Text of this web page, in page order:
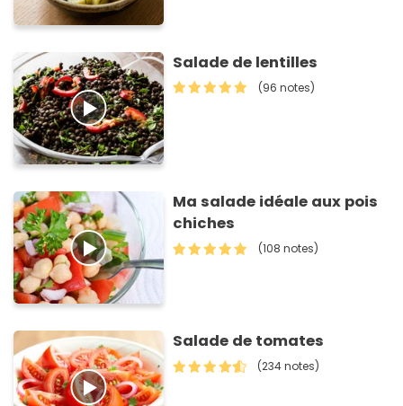
Salade de lentilles
(96 notes)
Ma salade idéale aux pois
chiches
(108 notes)
Salade de tomates
(234 notes)